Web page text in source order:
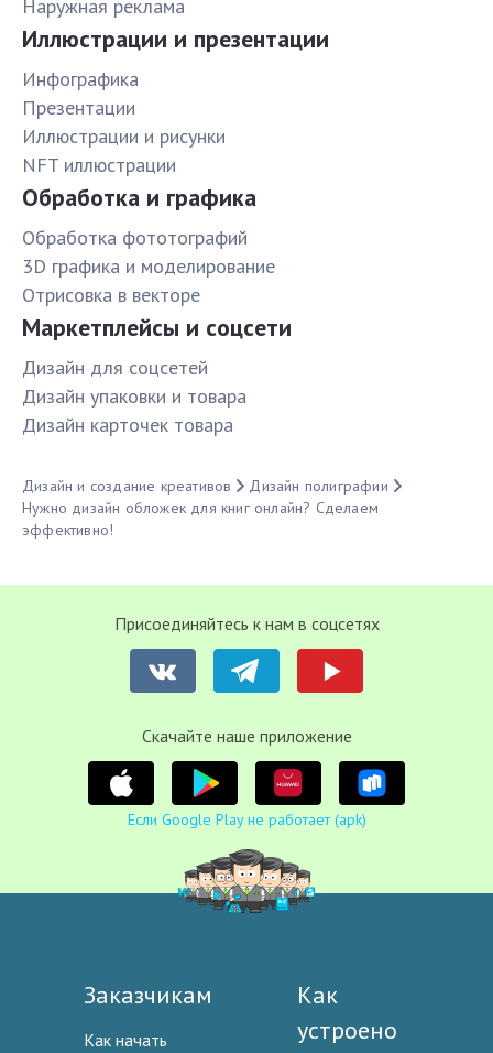
Наружная реклама
Иллюстрации и презентации
Инфографика
Презентации
Иллюстрации и рисунки
NFT иллюстрации
Обработка и графика
Обработка фототографий
3D графика и моделирование
Отрисовка в векторе
Маркетплейсы и соцсети
Дизайн для соцсетей
Дизайн упаковки и товара
Дизайн карточек товара
Дизайн и создание креативов
Дизайн полиграфии
Нужно дизайн обложек для книг онлайн? Сделаем
эффективно!
Присоединяйтесь к нам в соцсетях
Cкачайте наше приложение
Если Google Play не работает (apk)
Заказчикам
Как начать
Как
устроено